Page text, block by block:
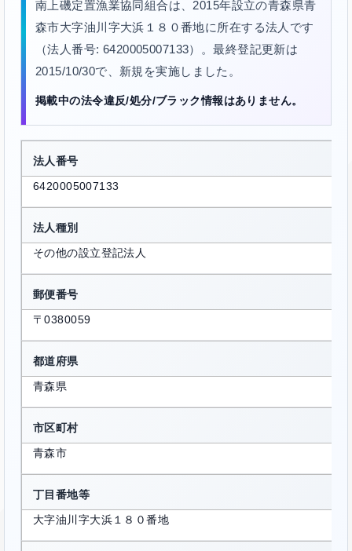
南上磯定置漁業協同組合は、2015年設立の青森県青
森市大字油川字大浜１８０番地に所在する法人です
（法人番号: 6420005007133）。最終登記更新は
2015/10/30で、新規を実施しました。
掲載中の法令違反/処分/ブラック情報はありません。
法人番号
6420005007133
法人種別
その他の設立登記法人
郵便番号
〒0380059
都道府県
青森県
市区町村
青森市
丁目番地等
大字油川字大浜１８０番地